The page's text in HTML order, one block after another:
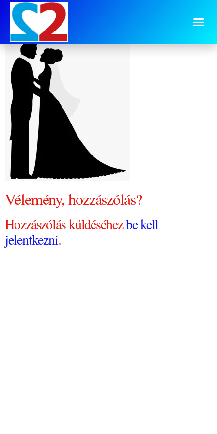
hazassag
Vélemény, hozzászólás?
Hozzászólás küldéséhezbe kell
jelentkezni.